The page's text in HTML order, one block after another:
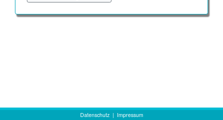
Datenschutz| Impressum